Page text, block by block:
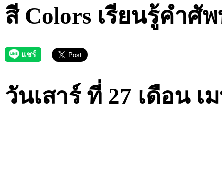
สี Colors เรียนรู้คำ
วันเสาร์ ที่ 27 เดือน เ